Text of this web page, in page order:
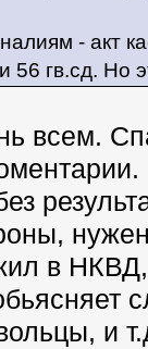
- акт
гв.сд. Но
всем.
в НКВД,
и